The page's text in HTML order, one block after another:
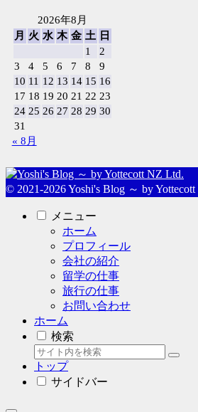
2026年8月
月
火 水 木 金 土
日
1
2
3
4 5 6 7 8
9
10 11 12 13 14 15 16
17 18 19 20 21 22 23
24 25 26 27 28 29 30
31
« 8月
© 2021-2026 Yoshi's Blog ～ by
メニュー
ホーム
プロフィール
会社の紹介
留学の仕事
旅行の仕事
お問い合わせ
ホーム
検索
トップ
サイドバー